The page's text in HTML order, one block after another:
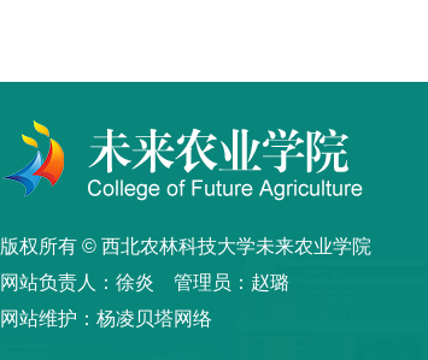
版权所有 © 西北农林科技大学未来农业学院
网站负责人：徐炎 管理员：赵璐
网站维护：杨凌贝塔网络